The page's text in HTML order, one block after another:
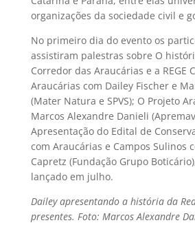
organizações da sociedade civil e
No primeiro dia do evento os
assistiram palestras sobre O
Corredor das Araucárias e a REGE
Araucárias com Dailey Fischer e
(Mater Natura e SPVS); O Projeto
Marcos Alexandre Danieli
Apresentação do Edital de
com Araucárias e Campos Sulinos
Capretz (Fundação Grupo
lançado em julho.
Dailey apresentando a história da
presentes. Foto: Marcos Alexandre